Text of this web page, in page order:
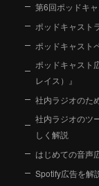
第6回ポッドキ
ポッドキャスト
ポッドキャスト
ポッドキャスト
レイス）』
社内ラジオのた
社内ラジオのツ
しく解説
はじめての音声
Spotify広告を解